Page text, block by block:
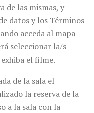
de las mismas, y
datos y los Términos
acceda al mapa
seleccionar la/s
el filme.
de la sala el
la reserva de la
a la sala con la